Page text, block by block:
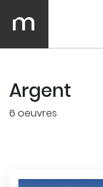
Argent
6 oeuvres